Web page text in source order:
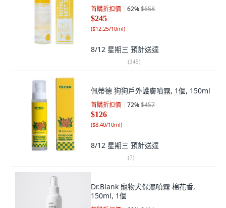
首購折扣價 62%$658
$245
($12.25/10ml)
8/12 星期三 預計送達
(345)
佩蒂德 狗狗戶外護膚噴霧, 1個, 150ml
首購折扣價 72%$457
$126
($8.40/10ml)
8/12 星期三 預計送達
(7)
Dr.Blank 寵物犬保濕噴霧 棉花香,
150ml, 1個